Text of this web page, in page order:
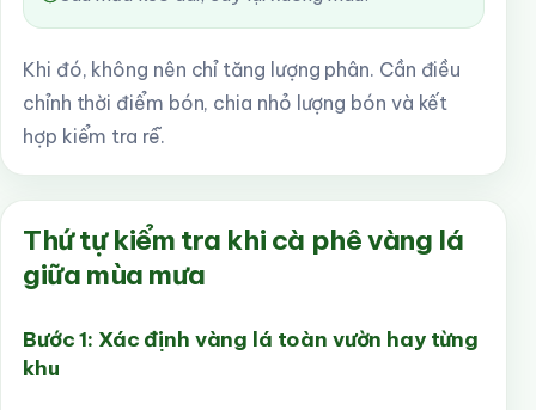
Khi đó, không nên chỉ tăng lượng phân. Cần điều
chỉnh thời điểm bón, chia nhỏ lượng bón và kết
hợp kiểm tra rễ.
Thứ tự kiểm tra khi cà phê vàng lá
giữa mùa mưa
Bước 1: Xác định vàng lá toàn vườn hay từng
khu